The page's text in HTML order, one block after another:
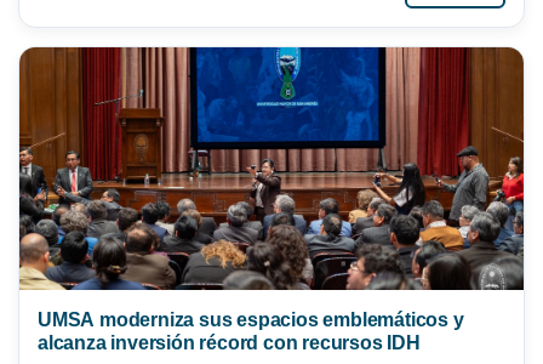
UMSA moderniza sus espacios emblemáticos y
alcanza inversión récord con recursos IDH